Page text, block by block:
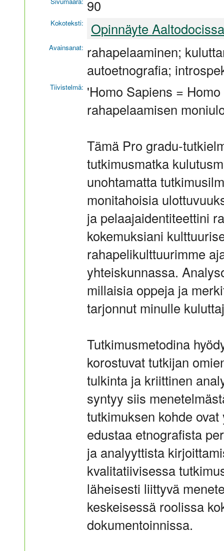
90
Kokoteksti: Opinnäyte Aaltodocissa
Avainsanat: rahapelaaminen;
autoetnografia;
Tiivistelmä: 'Homo Sapiens =
rahapelaamisen
Tämä Pro gradu-
tutkimusmatka
unohtamatta
monitahoisia
ja pelaajaidentiteettini
kokemuksiani
rahapelikulttuurimme
yhteiskunnassa.
millaisia oppeja ja
tarjonnut minulle
Tutkimusmetodina
korostuvat tutkijan
tulkinta ja kriittinen
syntyy siis
tutkimuksen kohde
edustaa etnografista
ja analyyttista
kvalitatiivisessa
läheisesti liittyvä
keskeisessä roolissa
dokumentoinnissa.